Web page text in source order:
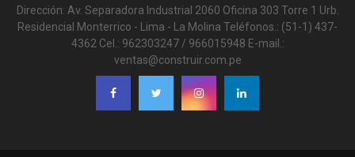
Dirección: Av. Separadora Industrial 2060 Oficina 303 Torre 1 Urb.
Residencial Monterrico - Lima - La Molina Teléfonos.: (51-1) 437-
4362 Cel.: 962303247 / 966015948 E-mail.:
ventas@construir.com.pe